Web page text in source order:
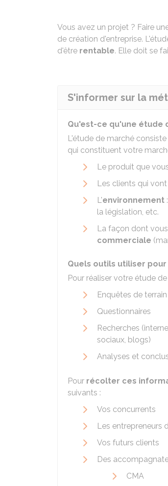
Vous avez un projet ? Faire
de création d'entreprise.
d'être rentable. Elle doit se
S'informer sur la
Qu'est-ce qu'une étude
L'étude de marché
qui constituent votre
Le produit que
Les clients qui
L'environnement
la législation, etc.
La façon dont
commerciale
Quels outils utiliser
Pour réaliser votre étude
Enquêtes de terrain
Questionnaires
Recherches
sociaux, blogs)
Analyses et
Pour récolter ces
suivants :
Vos concurrents
Les entrepreneurs
Vos futurs clients
Des
CMA